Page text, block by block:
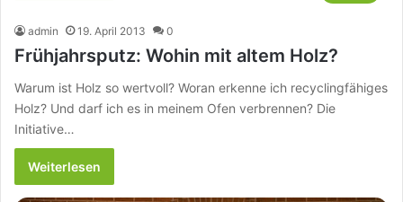
admin 19. April 2013 0
Frühjahrsputz: Wohin mit altem Holz?
Warum ist Holz so wertvoll? Woran erkenne ich recyclingfähiges
Holz? Und darf ich es in meinem Ofen verbrennen? Die
Initiative…
Weiterlesen